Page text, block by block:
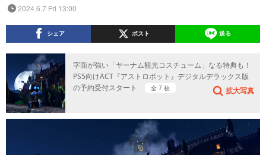
2024.6.7 Fri 13:00
シェア ポスト 送る
字面が強い「ヤーナム観光コスチューム」なる特典も！
PS5向けACT『アストロボット』デジタルデラックス版
の予約受付スタート
全 7 枚 拡大写真